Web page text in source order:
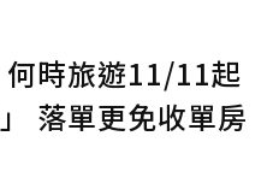
時旅遊11/11起
落單更免收單房